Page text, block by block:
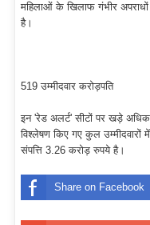
महिलाओं के खिलाफ गंभीर
है।
519 उम्मीदवार करोड़पति
इन 'रेड अलर्ट' सीटों पर खड़े
विश्लेषण किए गए कुल
संपत्ति 3.26 करोड़ रुपये है।
Share on Facebook